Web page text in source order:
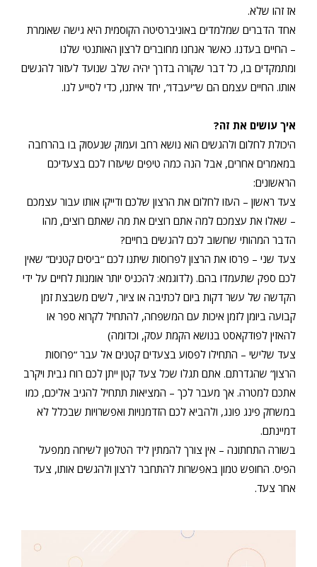
אז זהו שלא.
אחד הדברים שמלמדים באוניברסיטה הקוסמית היא גישה שאומרת
– החיים בעדנו. כאשר אנחנו מחוברים לרצון האותנטי שלנו
ומתמקדים בו, כל דבר שקורה בדרך יהיה שלב שנועד לעזור להגשים
אותו. החיים עצמם הם ש”יעבדו”, יחד איתנו, כדי לסייע לנו.
איך עושים את זה?
היכולת לחלום ולהגשים הוא נושא רחב ועמוק שנעסוק בו בהרחבה
במאמרים אחרים, אבל הנה כמה טיפים שיעזרו לכם בצעדיכם
הראשונים:
צעד ראשון – העזו לחלום את הרצון שלכם ודייקו אותו עבור עצמכם
– שאלו את עצמכם למה אתם רוצים את מה שאתם רוצים, מהו
הדבר המהותי שחשוב לכם להגשים בחיים?
צעד שני – פרסו את הרצון לפרוסות שיתנו לכם “ביסים קטנים” שאין
לכם ספק שתעמדו בהם. (לדוגמא: להכניס יותר אומנות לחיים על ידי
הקדשה של עשר דקות ביום לכתיבה או ציור, לשים משבצת זמן
קבועה ביומן לזמן איכות עם המשפחה, להתחיל לקרוא ספר או
להאזין לפודקאסט בנושא הקמת עסק, וכדומה)
צעד שלישי – התחילו לפסוע בצעדים קטנים אל עבר “פרוסות
הרצון” שהגדרתם. אתם תגלו שכל צעד קטן ייתן לכם רוח גבית ויקרב
אתכם למטרה. אך מעבר לכך – המציאות תתחיל להגיב אליכם, כמו
במשחק פינג פונג, ולהביא לכם הזדמנויות ואפשרויות שבכלל לא
דמיינתם.
בשורה התחתונה – אין צורך להמתין ליד הטלפון לשיחה ממפעל
הפיס. החופש טמון באפשרות להתחבר לרצון ולהגשים אותו, צעד
אחר צעד.